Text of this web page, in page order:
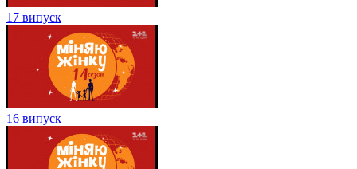
17 випуск
16 випуск